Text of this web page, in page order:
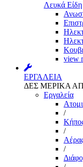
Λευκά Είδη
view
ΕΡΓΑΛΕΙΑ
ΔΕΣ ΜΕΡΙΚΑ
Εργαλεία
/
/
/